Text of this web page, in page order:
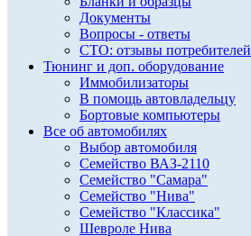
Документы
Вопросы - ответы
СТО: отзывы потребителей
Тюнинг и доп. оборудование
Иммобилизаторы
В помощь автовладельцу
Бортовые компьютеры
Все об автомобилях
Выбор автомобиля
Семейство ВАЗ-2110
Семейство "Самара"
Семейство "Нива"
Семейство "Классика"
Шевроле Нива